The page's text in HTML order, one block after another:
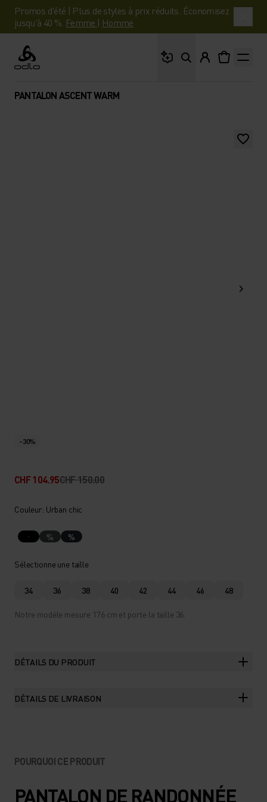
Promos d'été | Plus de styles à prix réduits. Économisez
jusqu'à 40 %. Femme | Homme
Odlo
PANTALON ASCENT WARM
-30%
CHF 104.95CHF 150.00
Couleur: Urban chic
% %
Sélectionne une taille
34 36 38 40 42 44 46 48
Notre modèle mesure 176 cm et porte la taille 36.
DÉTAILS DU PRODUIT
DÉTAILS DE LIVRAISON
POURQUOI CE PRODUIT
PANTALON DE RANDONNÉE